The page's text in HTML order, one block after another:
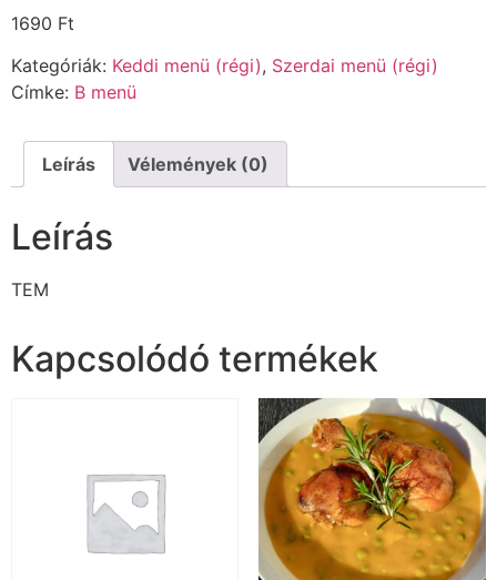
1690 Ft
Kategóriák: Keddi menü (régi), Szerdai menü (régi)
Címke: B menü
Leírás Vélemények (0)
Leírás
TEM
Kapcsolódó termékek